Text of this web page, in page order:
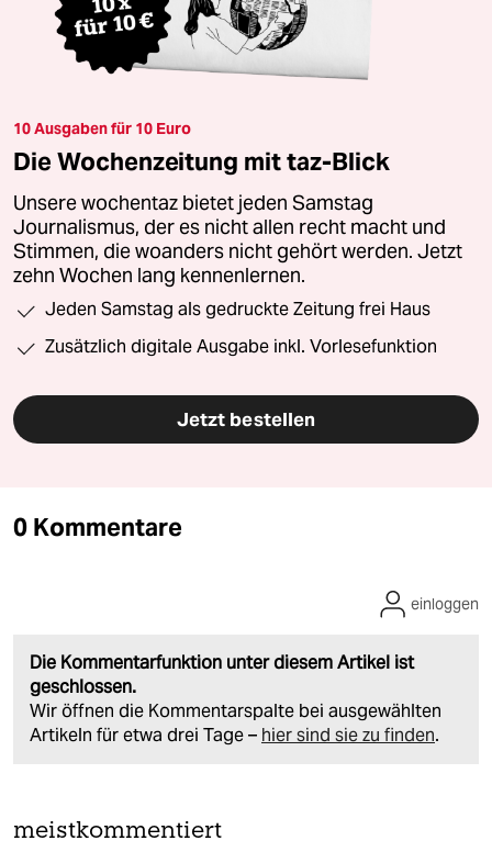
10 Ausgaben für 10 Euro
Die Wochenzeitung mit taz-Blick
Unsere wochentaz bietet jeden Samstag
Journalismus, der es nicht allen recht macht und
Stimmen, die woanders nicht gehört werden. Jetzt
zehn Wochen lang kennenlernen.
Jeden Samstag als gedruckte Zeitung frei Haus
Zusätzlich digitale Ausgabe inkl. Vorlesefunktion
Jetzt bestellen
0 Kommentare
Die Kommentarfunktion unter diesem Artikel ist
geschlossen.
Wir öffnen die Kommentarspalte bei ausgewählten
Artikeln für etwa drei Tage – hier sind sie zu finden.
einloggen
meistkommentiert